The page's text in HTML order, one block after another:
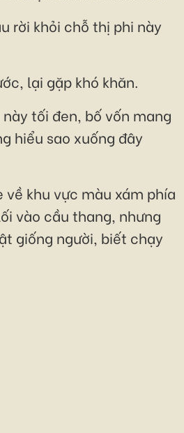
rời khỏi chỗ thị phi này
lại gặp khó khăn.
tối đen, bố vốn mang
hiểu sao xuống đây
về khu vực màu xám phía
vào cầu thang, nhưng
giống người, biết chạy